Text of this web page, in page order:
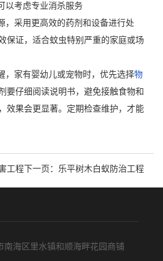
以考虑专业消杀服务
，采用更高效的药剂和设备进行处
保证，适合蚊虫特别严重的家庭或场
，家有婴幼儿或宠物时，优先选择物
要仔细阅读说明书，避免接触食物和
效果会更显著。定期检查维护，才能
工程下一页： 乐平树木白蚁防治工程
南海区里水镇和顺海畔花园商铺